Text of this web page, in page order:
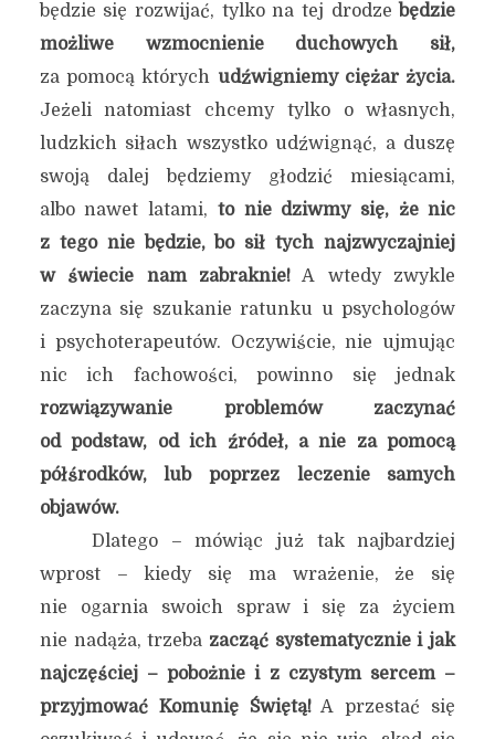
będzie się rozwijać, tylko na tej drodze będzie
możliwe wzmocnienie duchowych sił,
za pomocą których udźwigniemy ciężar życia.
Jeżeli natomiast chcemy tylko o własnych,
ludzkich siłach wszystko udźwignąć, a duszę
swoją dalej będziemy głodzić miesiącami,
albo nawet latami, to nie dziwmy się, że nic
z tego nie będzie, bo sił tych najzwyczajniej
w świecie nam zabraknie! A wtedy zwykle
zaczyna się szukanie ratunku u psychologów
i psychoterapeutów. Oczywiście, nie ujmując
nic ich fachowości, powinno się jednak
rozwiązywanie problemów zaczynać
od podstaw, od ich źródeł, a nie za pomocą
półśrodków, lub poprzez leczenie samych
objawów.
Dlatego – mówiąc już tak najbardziej
wprost – kiedy się ma wrażenie, że się
nie ogarnia swoich spraw i się za życiem
nie nadąża, trzeba zacząć systematycznie i jak
najczęściej – pobożnie i z czystym sercem –
przyjmować Komunię Świętą!A przestać się